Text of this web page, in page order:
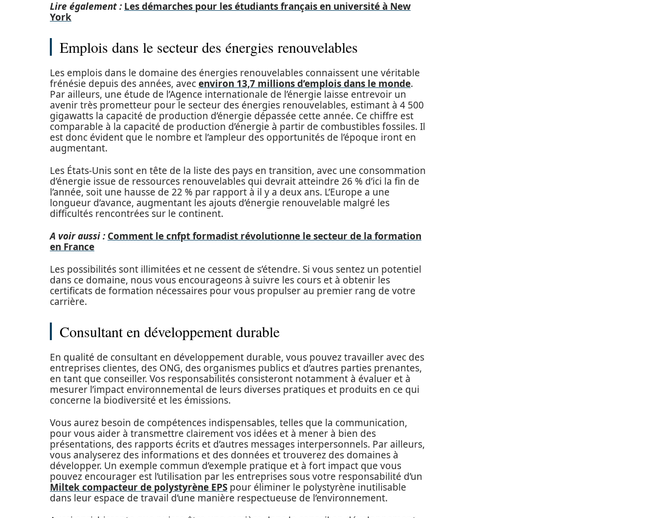
Lire également : Les démarches pour les étudiants français en université à New
York
Emplois dans le secteur des énergies renouvelables
Les emplois dans le domaine des énergies renouvelables connaissent une véritable
frénésie depuis des années, avecenviron 13,7 millions d’emplois dans le monde.
Par ailleurs, une étude de l’Agence internationale de l’énergie laisse entrevoir un
avenir très prometteur pour le secteur des énergies renouvelables, estimant à 4 500
gigawatts la capacité de production d’énergie dépassée cette année. Ce chiffre est
comparable à la capacité de production d’énergie à partir de combustibles fossiles. Il
est donc évident que le nombre et l’ampleur des opportunités de l’époque iront en
augmentant.
Les États-Unis sont en tête de la liste des pays en transition, avec une consommation
d’énergie issue de ressources renouvelables qui devrait atteindre 26 % d’ici la fin de
l’année, soit une hausse de 22 % par rapport à il y a deux ans. L’Europe a une
longueur d’avance, augmentant les ajouts d’énergie renouvelable malgré les
difficultés rencontrées sur le continent.
A voir aussi : Comment le cnfpt formadist révolutionne le secteur de la formation
en France
Les possibilités sont illimitées et ne cessent de s’étendre. Si vous sentez un potentiel
dans ce domaine, nous vous encourageons à suivre les cours et à obtenir les
certificats de formation nécessaires pour vous propulser au premier rang de votre
carrière.
Consultant en développement durable
En qualité de consultant en développement durable, vous pouvez travailler avec des
entreprises clientes, des ONG, des organismes publics et d’autres parties prenantes,
en tant que conseiller. Vos responsabilités consisteront notamment à évaluer et à
mesurer l’impact environnemental de leurs diverses pratiques et produits en ce qui
concerne la biodiversité et les émissions.
Vous aurez besoin de compétences indispensables, telles que la communication,
pour vous aider à transmettre clairement vos idées et à mener à bien des
présentations, des rapports écrits et d’autres messages interpersonnels. Par ailleurs,
vous analyserez des informations et des données et trouverez des domaines à
développer. Un exemple commun d’exemple pratique et à fort impact que vous
pouvez encourager est l’utilisation par les entreprises sous votre responsabilité d’un
Miltek compacteur de polystyrène EPS pour éliminer le polystyrène inutilisable
dans leur espace de travail d’une manière respectueuse de l’environnement.